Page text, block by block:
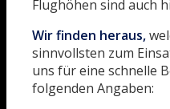
Flughöhen sind auch
Wir finden heraus,
sinnvollsten zum
uns für eine schnelle
folgenden Angaben: